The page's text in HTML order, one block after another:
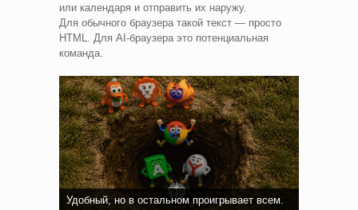
или календаря и отправить их наружу.
Для обычного браузера такой текст — просто
HTML. Для AI‑браузера это потенциальная
команда.
Удобный, но в остальном проигрывает всем.